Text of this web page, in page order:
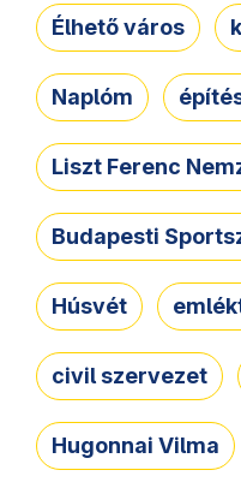
Élhető város
Naplóm
Liszt Ferenc
Budapesti
Húsvét
civil szervezet
Hugonnai Vilma